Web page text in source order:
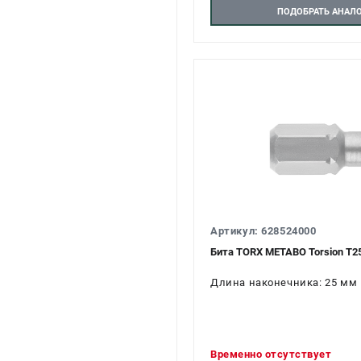
ПОДОБРАТЬ
Артикул: 628524000
Бита TORX METABO Torsion
Длина наконечника: 25 мм
Временно отсутствует